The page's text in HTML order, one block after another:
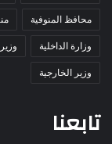
محافظ المنوفية
وزارة الداخلية
وزير الخارجية
تابعنا